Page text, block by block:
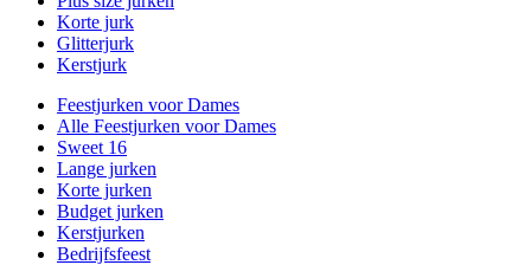
Korte jurk
Glitterjurk
Kerstjurk
Feestjurken voor Dames
Alle Feestjurken voor Dames
Sweet 16
Lange jurken
Korte jurken
Budget jurken
Kerstjurken
Bedrijfsfeest